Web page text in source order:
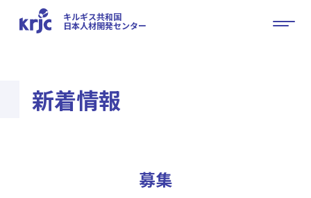
キルギス共和国
日本人材開発センター
新着情報
募集